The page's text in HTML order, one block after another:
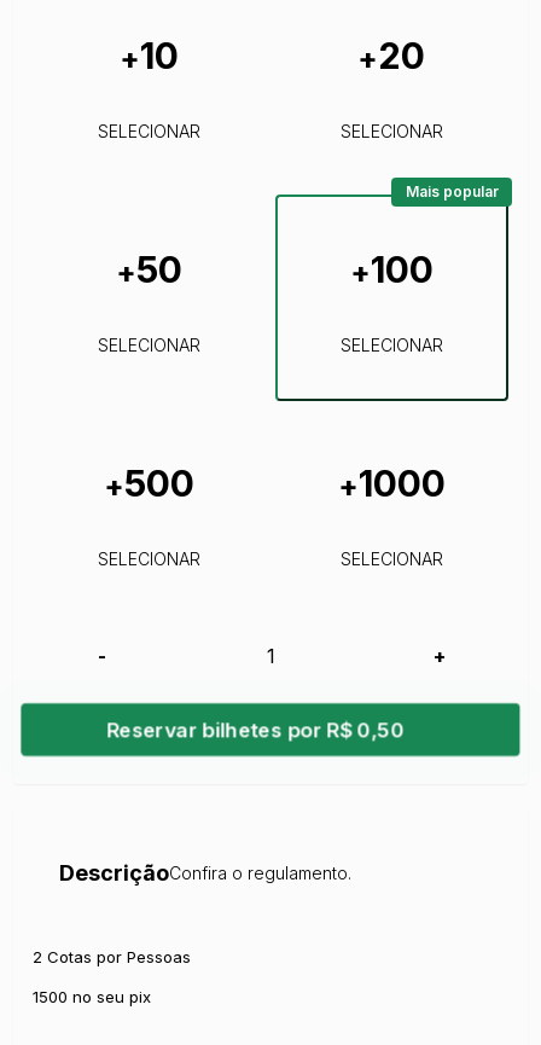
+10
SELECIONAR
+20
SELECIONAR
+50
SELECIONAR
+100
SELECIONAR
Mais popular
+500
SELECIONAR
+1000
SELECIONAR
- +
Reservar bilhetes por R$ 0,50
DescriçãoConfira o regulamento.
2 Cotas por Pessoas
1500 no seu pix